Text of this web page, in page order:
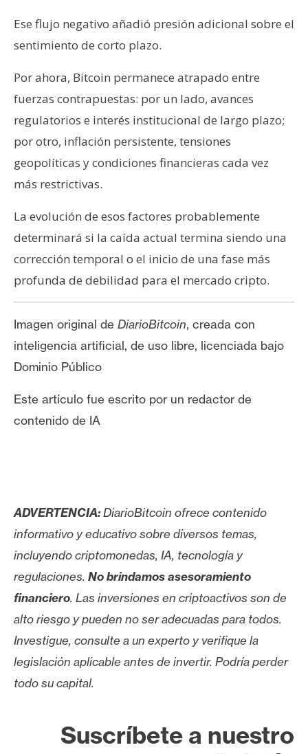
Ese flujo negativo añadió presión adicional sobre el
sentimiento de corto plazo.
Por ahora, Bitcoin permanece atrapado entre
fuerzas contrapuestas: por un lado, avances
regulatorios e interés institucional de largo plazo;
por otro, inflación persistente, tensiones
geopolíticas y condiciones financieras cada vez
más restrictivas.
La evolución de esos factores probablemente
determinará si la caída actual termina siendo una
corrección temporal o el inicio de una fase más
profunda de debilidad para el mercado cripto.
Imagen original de DiarioBitcoin, creada con
inteligencia artificial, de uso libre, licenciada bajo
Dominio Público
Este artículo fue escrito por un redactor de
contenido de IA
ADVERTENCIA:DiarioBitcoin ofrece contenido
informativo y educativo sobre diversos temas,
incluyendo criptomonedas, IA, tecnología y
regulaciones. No brindamos asesoramiento
financiero. Las inversiones en criptoactivos son de
alto riesgo y pueden no ser adecuadas para todos.
Investigue, consulte a un experto y verifique la
legislación aplicable antes de invertir. Podría perder
todo su capital.
Suscríbete a nuestro